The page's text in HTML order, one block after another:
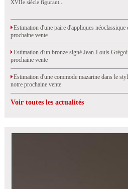
XVIIe siècle figurant...
Estimation d'une paire d'appliques néoclassique
prochaine vente
Estimation d'un bronze signé Jean-Louis
prochaine vente
Estimation d'une commode mazarine dans le
notre prochaine vente
Voir toutes les actualités